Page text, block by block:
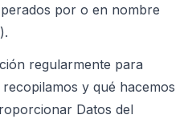
por o en nombre
).
regularmente para
y qué hacemos
Datos del